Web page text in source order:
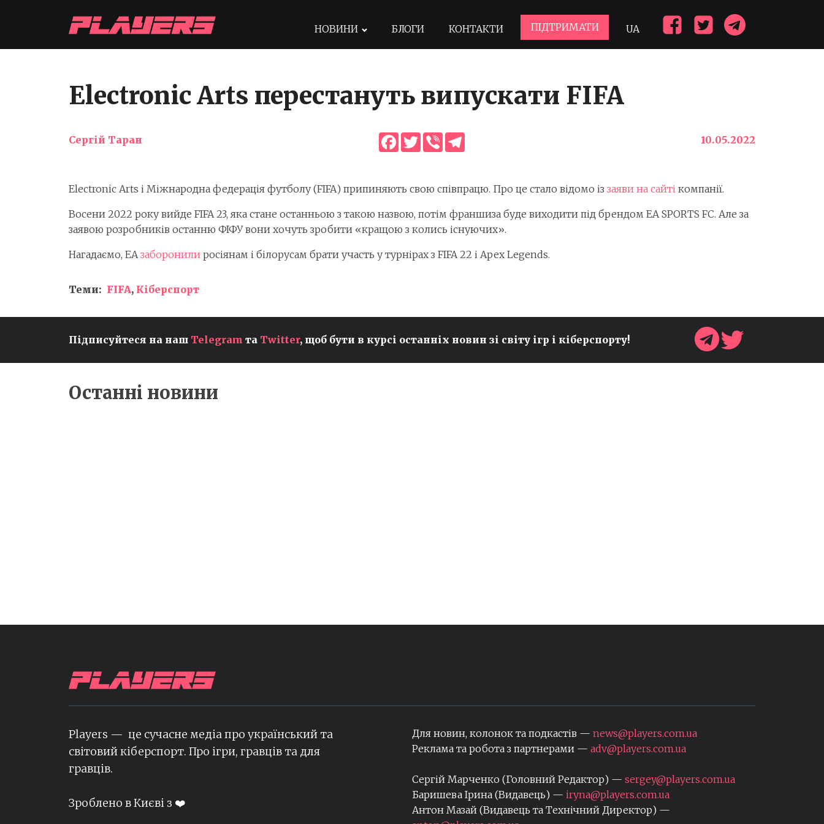
НОВИНИ БЛОГИ КОНТАКТИ ПІДТРИМАТИ UA
Electronic Arts перестануть випускати FIFA
Сергій Таран Facebook
Twitter
ViberTelegram 10.05.2022
Electronic Arts і Міжнародна федерація футболу (FIFA) припиняють свою співпрацю. Про це стало відомо із заяви на сайті компанії.
Восени 2022 року вийде FIFA 23, яка стане останньою з такою назвою, потім франшиза буде виходити під брендом EA SPORTS FC. Але за
заявою розробників останню ФІФУ вони хочуть зробити «кращою з колись існуючих».
Нагадаємо, EAзаборонили росіянам і білорусам брати участь у турнірах з FIFA 22 і Apex Legends.
Теми: FIFA, Кіберспорт
Підписуйтеся на наш Telegram та Twitter, щоб бути в курсі останніх новин зі світу ігр і кіберспорту!
Останні новини
МІЙ ТИР-ЛІСТ АГЕНТІВ
VALORANT ПІСЛЯ ОСТАННІХ
ПОТОЧНІЙ МЕТІ
ОФІЦІЙНО: ФРАНЦУЗЬКА
ОРГАНІЗАЦІЯ GENTLE
ГЕНЕРАЛЬНИЙ ДИРЕКТОР
TAKE-TWO ШТРАУС
ЗЕЛЬНІК: ШТУЧНИЙ
ІНТЕЛЕКТ НЕ ЗАМІНИТЬ
Players — це сучасне медіа про український та
світовий кіберспорт. Про ігри, гравців та для
гравців.
Зроблено в Києві з ❤️
Для новин, колонок та подкастів — news@players.com.ua
Реклама та робота з партнерами — adv@players.com.ua
Сергій Марченко (Головний Редактор) — sergey@players.com.ua
Баришева Ірина (Видавець) — iryna@players.com.ua
Антон Мазай (Видавець та Технічний Директор) —